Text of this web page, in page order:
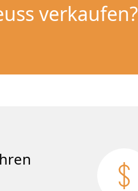
verkaufen?
bohren